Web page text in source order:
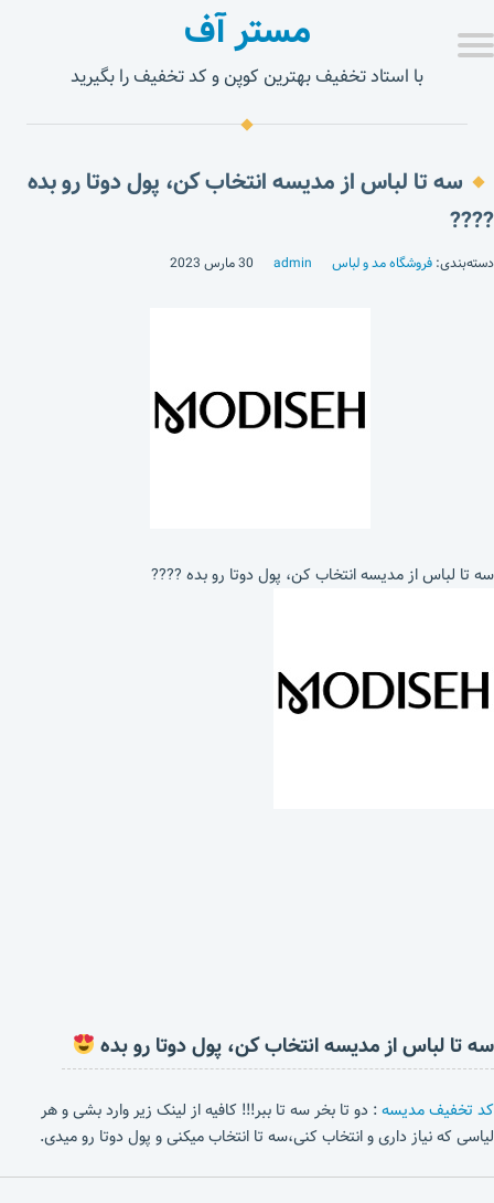
مستر آف
با استاد تخفیف بهترین کوپن و کد تخفیف را بگیرید
سه تا لباس از مدیسه انتخاب کن، پول دوتا رو بده
????
دسته‌بندی: فروشگاه مد و لباس admin 30 مارس 2023
سه تا لباس از مدیسه انتخاب کن، پول دوتا رو بده ????
سه تا لباس از مدیسه انتخاب کن، پول دوتا رو بده
کد تخفیف مدیسه: دو تا بخر سه تا ببر!!! کافیه از لینک زیر وارد بشی و هر
لیاسی که نیاز داری و انتخاب کنی،سه تا انتخاب میکنی و پول دوتا رو میدی.